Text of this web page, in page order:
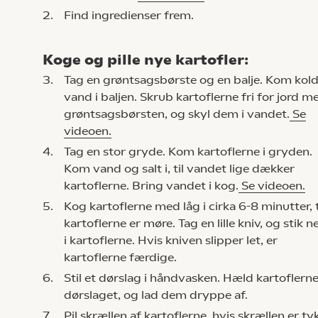
2.
Find ingredienser frem.
Koge og pille nye kartofler:
3.
Tag en grøntsagsbørste og en balje. Kom
vand i baljen. Skrub kartoflerne fri for jord
grøntsagsbørsten, og skyl dem i vandet. Se
videoen.
4.
Tag en stor gryde. Kom kartoflerne i gryden.
Kom vand og salt i, til vandet lige dækker
kartoflerne. Bring vandet i kog. Se videoen.
5.
Kog kartoflerne med låg i cirka 6-8 minutter,
kartoflerne er møre. Tag en lille kniv, og stik
i kartoflerne. Hvis kniven slipper let, er
kartoflerne færdige.
6.
Stil et dørslag i håndvasken. Hæld
dørslaget, og lad dem dryppe af.